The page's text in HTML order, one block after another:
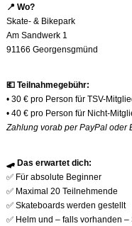
📍 Wo?
Skate- & Bikepark
Am Sandwerk 1
91166 Georgensgmünd
💶Teilnahmegebühr:
• 30 € pro Person für TSV-
• 40 € pro Person für Nicht-
Zahlung vorab per PayPal oder
🛹Das erwartet dich:
✅Für absolute Beginner
✅Maximal 20 Teilnehmende
✅Skateboards werden gestellt
✅Helm und – falls vorhanden –